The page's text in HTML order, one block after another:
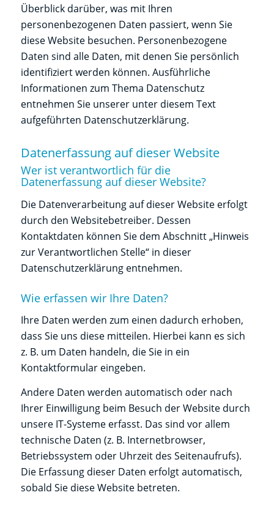
Überblick darüber, was mit Ihren
personenbezogenen Daten passiert, wenn Sie
diese Website besuchen. Personenbezogene
Daten sind alle Daten, mit denen Sie persönlich
identifiziert werden können. Ausführliche
Informationen zum Thema Datenschutz
entnehmen Sie unserer unter diesem Text
aufgeführten Datenschutzerklärung.
Datenerfassung auf dieser Website
Wer ist verantwortlich für die
Datenerfassung auf dieser Website?
Die Datenverarbeitung auf dieser Website erfolgt
durch den Websitebetreiber. Dessen
Kontaktdaten können Sie dem Abschnitt „Hinweis
zur Verantwortlichen Stelle“ in dieser
Datenschutzerklärung entnehmen.
Wie erfassen wir Ihre Daten?
Ihre Daten werden zum einen dadurch erhoben,
dass Sie uns diese mitteilen. Hierbei kann es sich
z. B. um Daten handeln, die Sie in ein
Kontaktformular eingeben.
Andere Daten werden automatisch oder nach
Ihrer Einwilligung beim Besuch der Website durch
unsere IT-Systeme erfasst. Das sind vor allem
technische Daten (z. B. Internetbrowser,
Betriebssystem oder Uhrzeit des Seitenaufrufs).
Die Erfassung dieser Daten erfolgt automatisch,
sobald Sie diese Website betreten.